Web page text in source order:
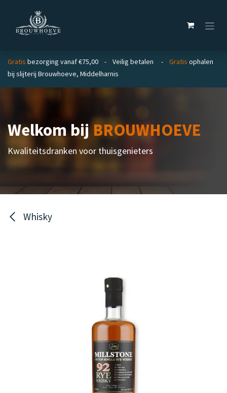
Gratis bezorging vanaf €75,00 - Veilig betalen - Gratis ophalen
bij slijterij Brouwhoeve, Middelharnis
Welkom bijBROUWHOEVE
Kwaliteitsdranken voor thuisgenieters
Whisky